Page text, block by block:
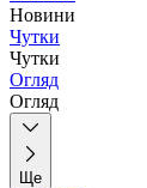
Новини
Чутки
Чутки
Огляд
Огляд
Ще